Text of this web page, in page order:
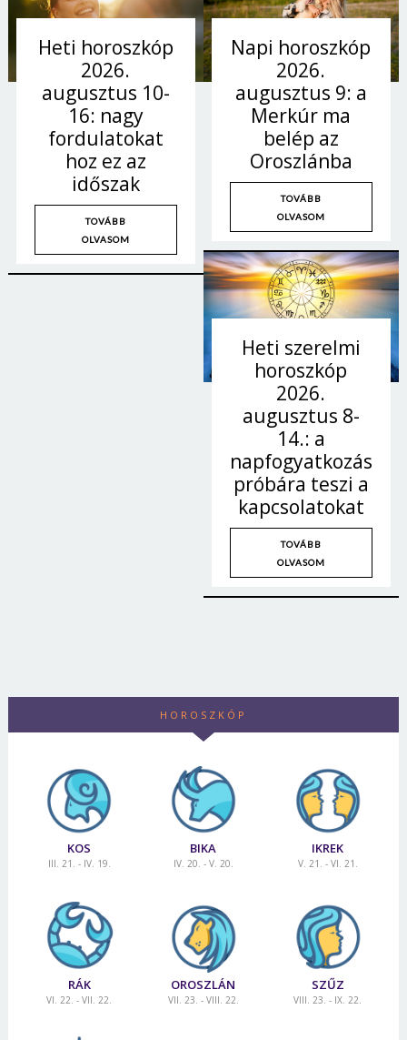
Heti horoszkóp
2026.
augusztus 10-
16: nagy
fordulatokat
hoz ez az
időszak
TOVÁBB
OLVASOM
Napi horoszkóp
2026.
augusztus 9: a
Merkúr ma
belép az
Oroszlánba
TOVÁBB
OLVASOM
Heti szerelmi
horoszkóp
2026.
augusztus 8-
14.: a
napfogyatkozás
próbára teszi a
kapcsolatokat
TOVÁBB
OLVASOM
HOROSZKÓP
KOS
III. 21. - IV. 19.
BIKA
IV. 20. - V. 20.
IKREK
V. 21. - VI. 21.
RÁK
VI. 22. - VII. 22.
OROSZLÁN
VII. 23. - VIII. 22.
SZŰZ
VIII. 23. - IX. 22.